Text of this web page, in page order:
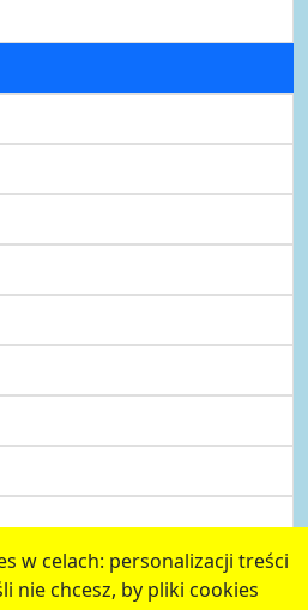
w celach: personalizacji treści
nie chcesz, by pliki cookies